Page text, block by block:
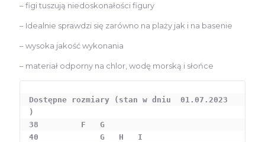
– figi tuszują niedoskonałości figury
– Idealnie sprawdzi się zarówno na plaży jak i na basenie
– wysoka jakość wykonania
– materiał odporny na chlor, wodę morską i słońce
Dostępne rozmiary (stan w dniu  01.07.2023
)
38         F   G
40             G   H   I